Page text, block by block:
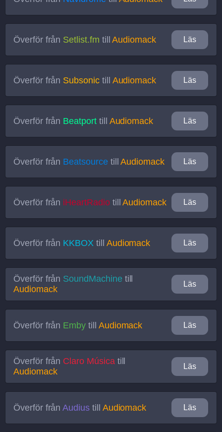
Överför från Setlist.fm tillAudiomack Läs
Överför från Subsonictill Audiomack Läs
Överför från Beatporttill Audiomack Läs
Överför från BeatsourcetillAudiomack Läs
Överför från iHeartRadiotillAudiomack Läs
Överför från KKBOX till Audiomack Läs
Överför från SoundMachine till
Audiomack
Läs
Överför från Emby till Audiomack Läs
Överför från Claro Músicatill
Audiomack
Läs
Överför frånAudius till Audiomack Läs